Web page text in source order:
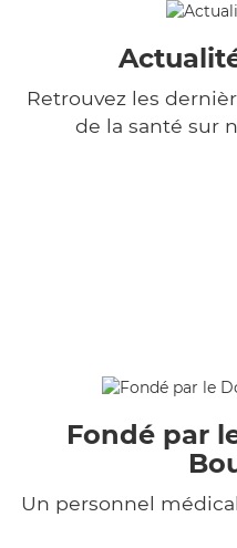
Retrouvez les
de la santé sur
Fondé par
Un personnel